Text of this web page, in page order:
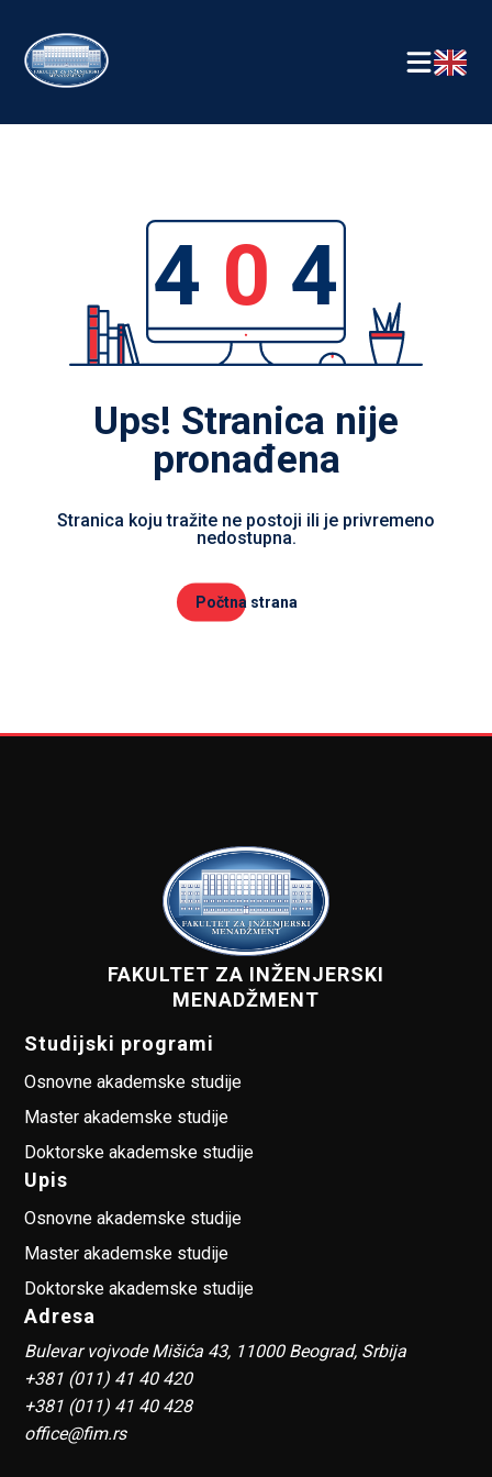
4 0 4
Ups! Stranica nije
pronađena
Stranica koju tražite ne postoji ili je privremeno
nedostupna.
Počtna strana
FAKULTET ZA INŽENJERSKI
MENADŽMENT
Studijski programi
Osnovne akademske studije
Master akademske studije
Doktorske akademske studije
Upis
Osnovne akademske studije
Master akademske studije
Doktorske akademske studije
Adresa
Bulevar vojvode Mišića 43, 11000 Beograd, Srbija
+381 (011) 41 40 420
+381 (011) 41 40 428
office@fim.rs